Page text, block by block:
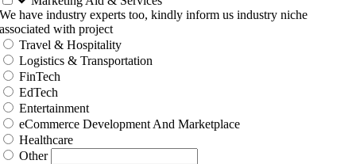
We have industry experts too, kindly inform us industry niche
associated with project
Travel & Hospitality
Logistics & Transportation
FinTech
EdTech
Entertainment
eCommerce Development And Marketplace
Healthcare
Other